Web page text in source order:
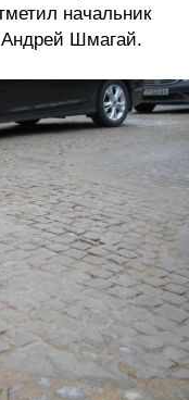
начальник
Андрей Шмагай.